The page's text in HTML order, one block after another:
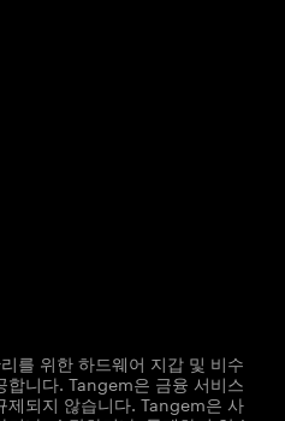
를 위한 하드웨어 지갑 및 비수
합니다. Tangem은 금융 서비스
제되지 않습니다. Tangem은 사